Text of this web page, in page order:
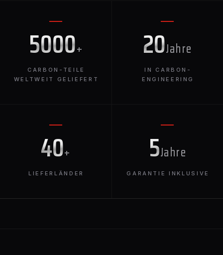
5000+
CARBON-TEILE
WELTWEIT GELIEFERT
20Jahre
IN CARBON-
ENGINEERING
40+
LIEFERLÄNDER
5Jahre
GARANTIE INKLUSIVE